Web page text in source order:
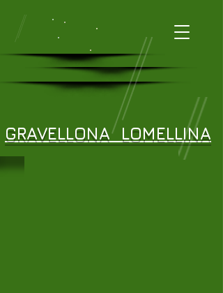
GRAVELLONALOMELLINA